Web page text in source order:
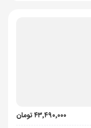
۴۳٬۴۹۰٬۰۰۰ تومان